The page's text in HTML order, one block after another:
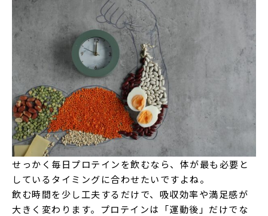
せっかく毎日プロテインを飲むなら、体が最も必要と
しているタイミングに合わせたいですよね。
飲む時間を少し工夫するだけで、吸収効率や満足感が
大きく変わります。プロテインは「運動後」だけでな